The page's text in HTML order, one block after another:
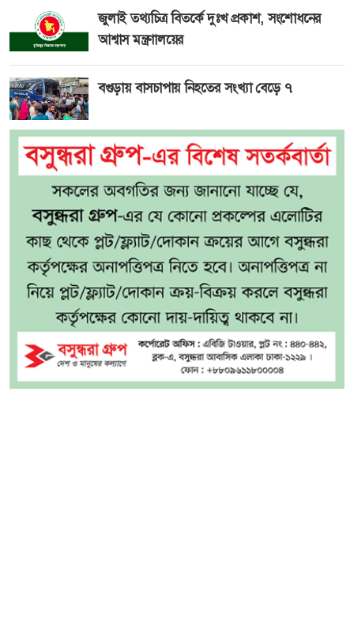
জুলাই তথ্যচিত্র বিতর্কে দুঃখ প্রকাশ, সংশোধনের
আশ্বাস মন্ত্রণালয়ের
বগুড়ায় বাসচাপায় নিহতের সংখ্যা বেড়ে ৭